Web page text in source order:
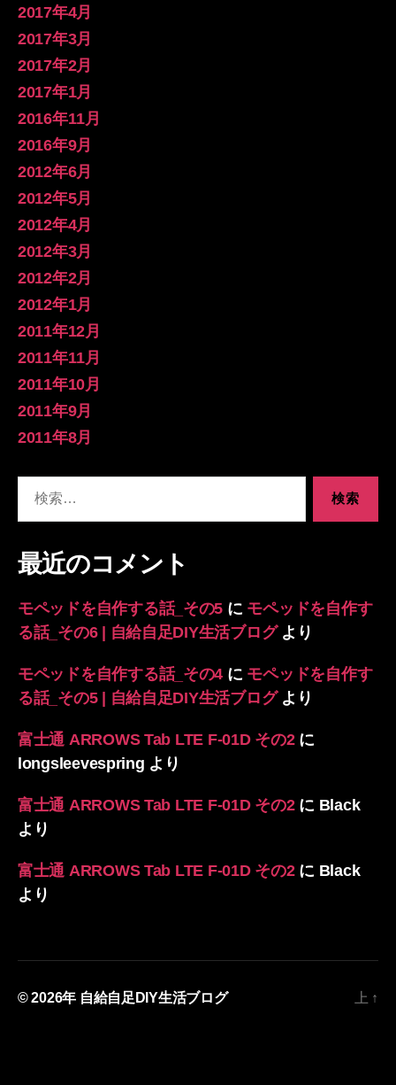
2017年4月
2017年3月
2017年2月
2017年1月
2016年11月
2016年9月
2012年6月
2012年5月
2012年4月
2012年3月
2012年2月
2012年1月
2011年12月
2011年11月
2011年10月
2011年9月
2011年8月
象:
最近のコメント
モペッドを自作する話_その5 に モペッドを自作す
る話_その6 | 自給自足DIY生活ブログより
モペッドを自作する話_その4 に モペッドを自作す
る話_その5 | 自給自足DIY生活ブログより
富士通 ARROWS Tab LTE F-01D その2に
longsleevespring より
富士通 ARROWS Tab LTE F-01D その2に Black
より
富士通 ARROWS Tab LTE F-01D その2に Black
より
© 2026年 自給自足DIY生活ブログ 上 ↑